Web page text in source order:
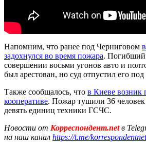
Напомним, что ранее под Черниговом
задохнулся во время пожара. Погибший
совершении восьми угонов авто и
был арестован, но суд отпустил его под
Также сообщалось, что в Киеве возник
кооперативе. Пожар тушили 36 человек
девять единиц техники ГСЧС.
Новости от Корреспондент.netв
на наш канал https://t.me/korrespondentnet